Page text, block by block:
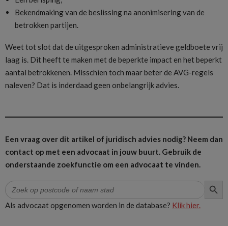
Bekendmaking van de beslissing na anonimisering van de
betrokken partijen.
Weet tot slot dat de uitgesproken administratieve geldboete vrij
laag is. Dit heeft te maken met de beperkte impact en het beperkt
aantal betrokkenen. Misschien toch maar beter de AVG-regels
naleven? Dat is inderdaad geen onbelangrijk advies.
Een vraag over dit artikel of juridisch advies nodig? Neem dan
contact op met een advocaat in jouw buurt. Gebruik de
onderstaande zoekfunctie om een advocaat te vinden.
Zoek
naar:
Als advocaat opgenomen worden in de database? Klik hier.